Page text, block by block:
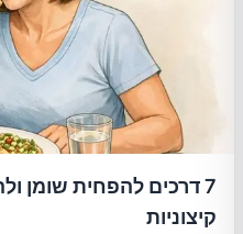
7 דרכים להפחית שומן
קיצוניות